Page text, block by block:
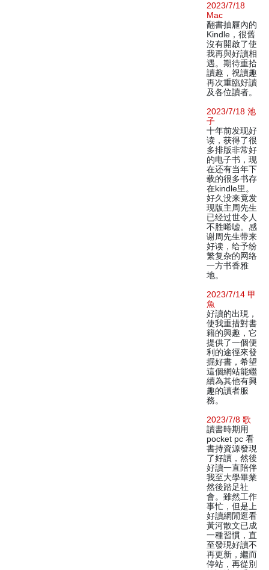
2023/7/18
Mac
翻書抽屜內的
Kindle，很舊
沒有開啟了使
我再與好讀相
遇。期待重拾
讀趣，祝讀趣
再次重臨好讀
及各位讀者。
2023/7/18 池
子
十年前发现好
读，获得了很
多排版非常好
的电子书，现
在还有当年下
载的很多书存
在kindle里。
好久没来竟发
现版主周先生
已经过世令人
不胜唏嘘。感
谢周先生带来
好读，给予纷
繁复杂的网络
一方书香雅
地。
2023/7/14 甲
魚
好讀的出現，
使我重措對書
籍的興趣，它
提供了一個便
利的途徑來發
掘好書，希望
這個網站能繼
續為其他有興
趣的讀者服
務。
2023/7/8 歌
讀書時期用
pocket pc 看
書持資源發現
了好讀，然後
好讀一直陪伴
我至大學畢業
然後踏足社
會。雖然工作
事忙，但是上
好讀網閒逛看
黃河散文已成
一種習慣，直
至發現好讀不
再更新，繼而
停站，再從別